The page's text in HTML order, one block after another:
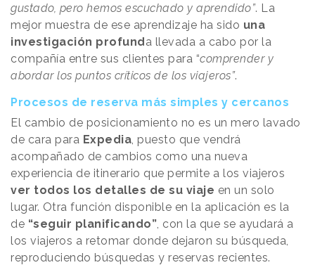
gustado, pero hemos escuchado y aprendido”. La
mejor muestra de ese aprendizaje ha sido una
investigación profunda llevada a cabo por la
compañía entre sus clientes para “comprender y
abordar los puntos críticos de los viajeros”.
Procesos de reserva más simples y cercanos
El cambio de posicionamiento no es un mero lavado
de cara para Expedia, puesto que vendrá
acompañado de cambios como una nueva
experiencia de itinerario que permite a los viajeros
ver todos los detalles de su viaje en un solo
lugar. Otra función disponible en la aplicación es la
de “seguir planificando”, con la que se ayudará a
los viajeros a retomar donde dejaron su búsqueda,
reproduciendo búsquedas y reservas recientes.